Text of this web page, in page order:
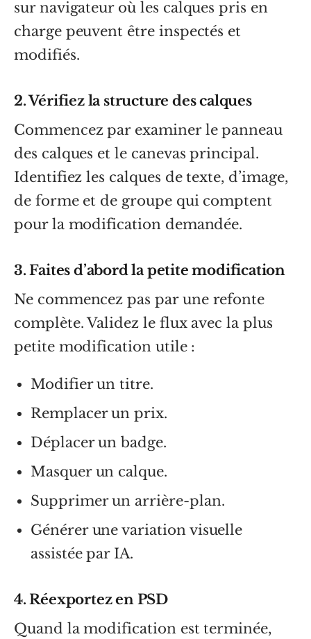
sur navigateur où les calques pris en
charge peuvent être inspectés et
modifiés.
2. Vérifiez la structure des calques
Commencez par examiner le panneau
des calques et le canevas principal.
Identifiez les calques de texte, d’image,
de forme et de groupe qui comptent
pour la modification demandée.
3. Faites d’abord la petite modification
Ne commencez pas par une refonte
complète. Validez le flux avec la plus
petite modification utile :
Modifier un titre.
Remplacer un prix.
Déplacer un badge.
Masquer un calque.
Supprimer un arrière-plan.
Générer une variation visuelle
assistée par IA.
4. Réexportez en PSD
Quand la modification est terminée,